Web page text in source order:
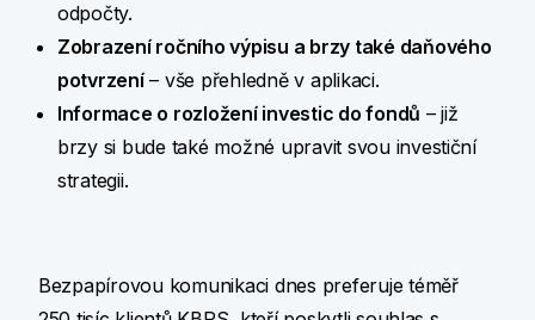
odpočty.
Zobrazení ročního výpisu a brzy také daňového
potvrzení– vše přehledně v aplikaci.
Informace o rozložení investic do fondů – již
brzy si bude také možné upravit svou investiční
strategii.
Bezpapírovou komunikaci dnes preferuje téměř